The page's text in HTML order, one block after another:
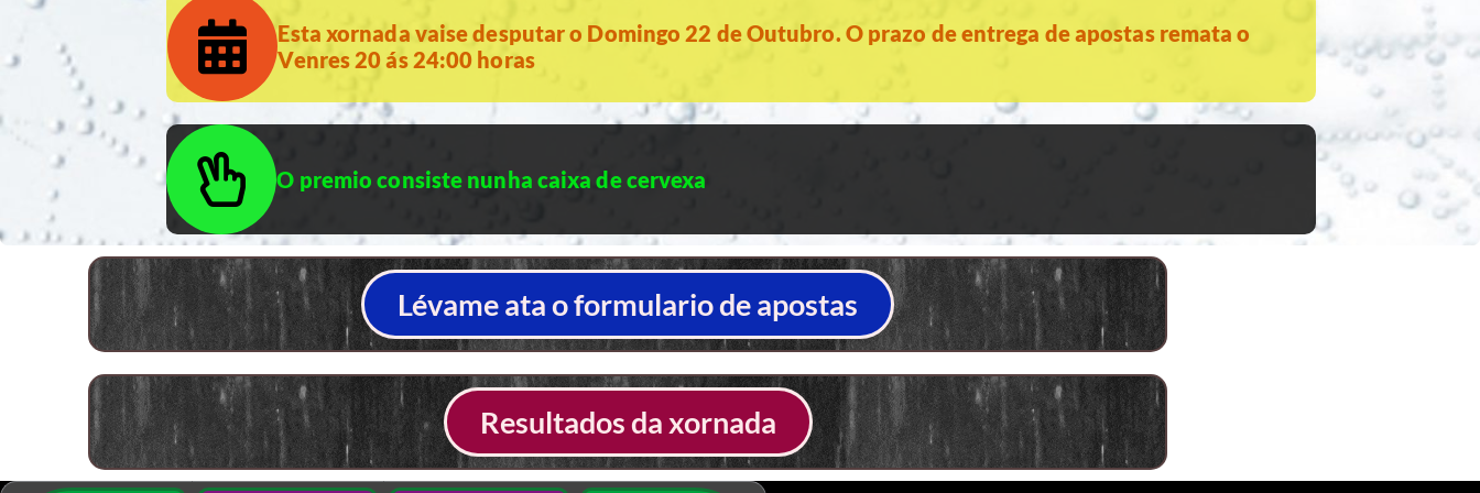
Esta xornada vaise desputar o Domingo 22 de Outubro. O prazo de entrega de apostas remata o
Venres 20 ás 24:00 horas
O premio consiste nunha caixa de cervexa
Lévame ata o formulario de apostas
Resultados da xornada